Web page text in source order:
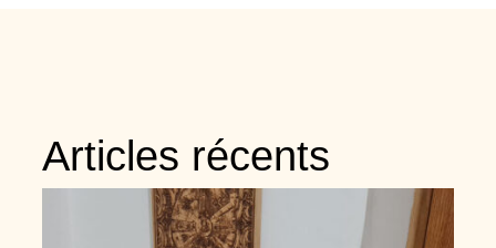
Articles récents